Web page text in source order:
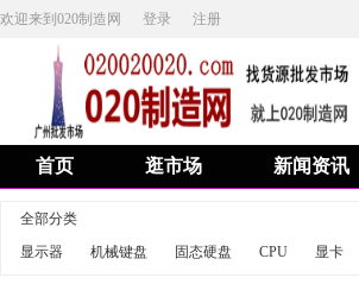
欢迎来到020制造网 登录 注册
首页 逛市场 新闻资讯
全部分类
显示器
机械键盘 固态硬盘 CPU 显卡